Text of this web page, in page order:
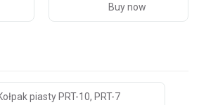
Buy now
piasty PRT-10, PRT-7